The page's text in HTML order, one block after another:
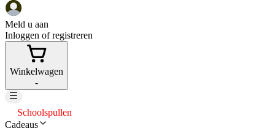
Meld u aan
Inloggen of registreren
Winkelwagen
-
Schoolspullen
Cadeaus